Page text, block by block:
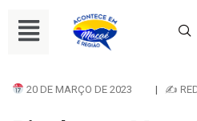
20 DE MARÇO DE 2023 | ✍